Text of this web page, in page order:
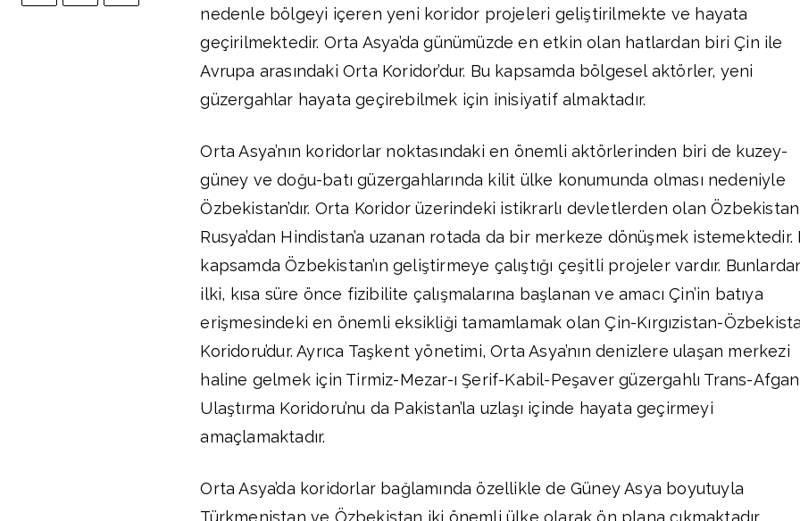
nedenle bölgeyi içeren yeni koridor projeleri geliştirilmekte ve hayata
geçirilmektedir. Orta Asya’da günümüzde en etkin olan hatlardan biri Çin ile
Avrupa arasındaki Orta Koridor’dur. Bu kapsamda bölgesel aktörler, yeni
güzergahlar hayata geçirebilmek için inisiyatif almaktadır.
Orta Asya’nın koridorlar noktasındaki en önemli aktörlerinden biri de kuzey-
güney ve doğu-batı güzergahlarında kilit ülke konumunda olması nedeniyle
Özbekistan’dır. Orta Koridor üzerindeki istikrarlı devletlerden olan
Rusya’dan Hindistan’a uzanan rotada da bir merkeze dönüşmek istemektedir.
kapsamda Özbekistan’ın geliştirmeye çalıştığı çeşitli projeler vardır.
ilki, kısa süre önce fizibilite çalışmalarına başlanan ve amacı Çin’in batıya
erişmesindeki en önemli eksikliği tamamlamak olan Çin-Kırgızistan-
Koridoru’dur. Ayrıca Taşkent yönetimi, Orta Asya’nın denizlere ulaşan merkezi
haline gelmek için Tirmiz-Mezar-ı Şerif-Kabil-Peşaver güzergahlı Trans-Afgan
Ulaştırma Koridoru’nu da Pakistan’la uzlaşı içinde hayata geçirmeyi
amaçlamaktadır.
Orta Asya’da koridorlar bağlamında özellikle de Güney Asya boyutuyla
Türkmenistan ve Özbekistan iki önemli ülke olarak ön plana çıkmaktadır.